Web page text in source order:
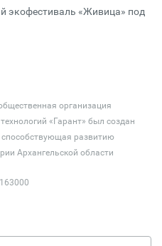
экофестиваль «Живица» под
организация
«Гарант» был создан
способствующая развитию
Архангельской области